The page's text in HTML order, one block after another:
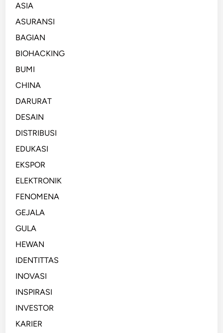
ASIA
ASURANSI
BAGIAN
BIOHACKING
BUMI
CHINA
DARURAT
DESAIN
DISTRIBUSI
EDUKASI
EKSPOR
ELEKTRONIK
FENOMENA
GEJALA
GULA
HEWAN
IDENTITTAS
INOVASI
INSPIRASI
INVESTOR
KARIER